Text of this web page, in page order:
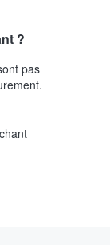
?
pas